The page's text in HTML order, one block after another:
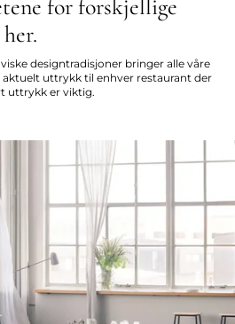
for forskjellige
designtradisjoner bringer alle våre
uttrykk til enhver restaurant der
uttrykk er viktig.